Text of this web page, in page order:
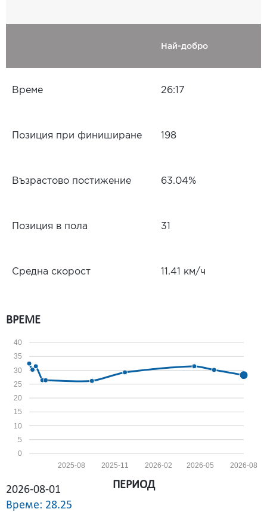
Най-добро
Време 26:17
Позиция при финиширане 198
Възрастово постижение 63.04%
Позиция в пола 31
Средна скорост 11.41 км/ч
ВРЕМЕ
0
5
10
15
20
25
30
35
40
2026-08
2026-05
2026-02
2025-11
2025-08
2026-08-01
Време: 28.25
ПЕРИОД